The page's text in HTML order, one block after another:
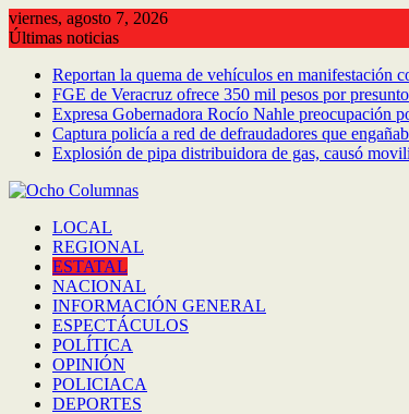
Saltar
al
viernes, agosto 7, 2026
Últimas noticias
Reportan la quema de vehículos en manifestación
FGE de Veracruz ofrece 350 mil pesos por
Expresa Gobernadora Rocío Nahle preocupación
Captura policía a red de defraudadores que
Explosión de pipa distribuidora de gas, causó
LOCAL
REGIONAL
ESTATAL
NACIONAL
INFORMACIÓN GENERAL
ESPECTÁCULOS
POLÍTICA
OPINIÓN
POLICIACA
DEPORTES